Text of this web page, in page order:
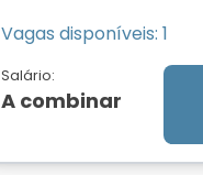
Vagas disponíveis: 1
Salário:
A combinar